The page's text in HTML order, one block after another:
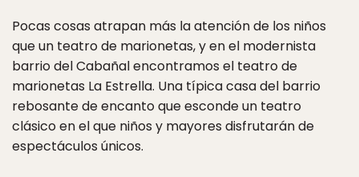
Pocas cosas atrapan más la atención de los niños
que un teatro de marionetas, y en el modernista
barrio del Cabañal encontramos el teatro de
marionetas La Estrella. Una típica casa del barrio
rebosante de encanto que esconde un teatro
clásico en el que niños y mayores disfrutarán de
espectáculos únicos.